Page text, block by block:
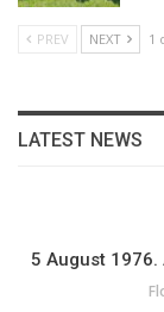
PREV NEXT 1
LATEST NEWS
5 August